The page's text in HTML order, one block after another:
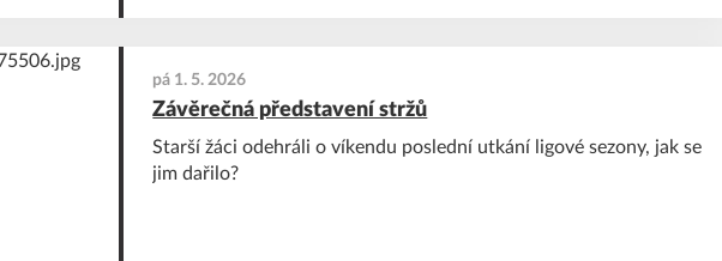
pá 1. 5. 2026
Závěrečná představení stržů
Starší žáci odehráli o víkendu poslední utkání ligové sezony, jak se
jim dařilo?